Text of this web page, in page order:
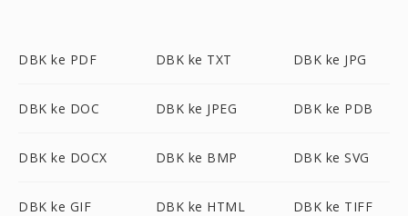
DBK ke PDF DBK ke TXT DBK ke JPG
DBK ke DOC DBK ke JPEG DBK ke PDB
DBK ke DOCX DBK ke BMP DBK ke SVG
DBK ke GIF DBK ke HTML DBK ke TIFF